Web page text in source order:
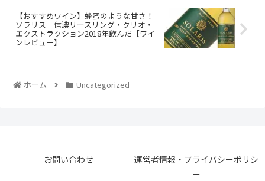
【おすすめワイン】蜂蜜のような甘さ！
ソラリス 信濃リースリング・クリオ・
エクストラクション2018年飲んだ【ワイ
ンレビュー】
ホーム Uncategorized
お問い合わせ
運営者情報・プライバシーポリシ
ー